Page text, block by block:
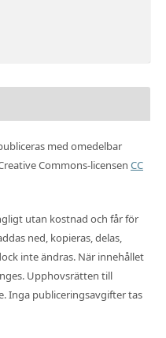
med omedelbar
Commons-licensen CC
utan kostnad och får för
ned, kopieras, delas,
inte ändras. När innehållet
Upphovsrätten till
Inga publiceringsavgifter tas